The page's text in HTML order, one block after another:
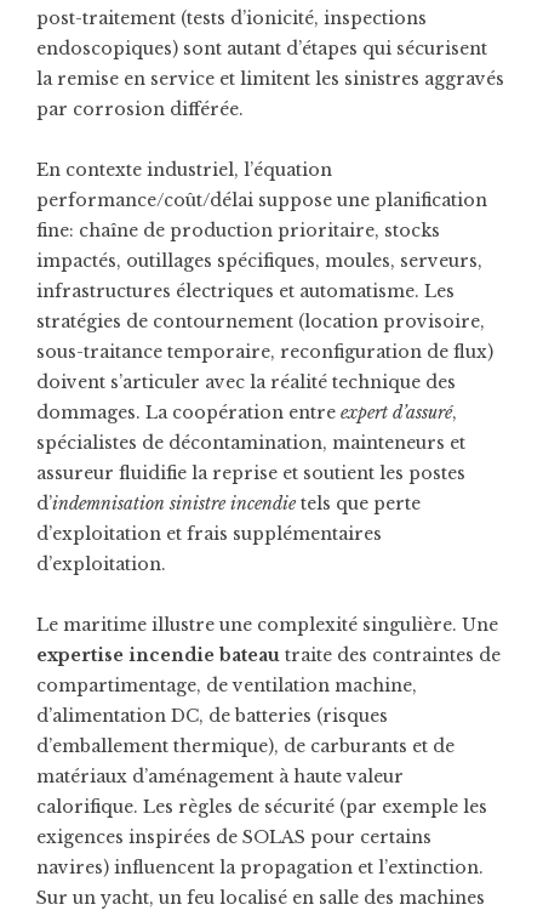
post-traitement (tests d’ionicité, inspections
endoscopiques) sont autant d’étapes qui sécurisent
la remise en service et limitent les sinistres aggravés
par corrosion différée.
En contexte industriel, l’équation
performance/coût/délai suppose une planification
fine: chaîne de production prioritaire, stocks
impactés, outillages spécifiques, moules, serveurs,
infrastructures électriques et automatisme. Les
stratégies de contournement (location provisoire,
sous-traitance temporaire, reconfiguration de flux)
doivent s’articuler avec la réalité technique des
dommages. La coopération entre expert d’assuré,
spécialistes de décontamination, mainteneurs et
assureur fluidifie la reprise et soutient les postes
d’indemnisation sinistre incendietels que perte
d’exploitation et frais supplémentaires
d’exploitation.
Le maritime illustre une complexité singulière. Une
expertise incendie bateau traite des contraintes de
compartimentage, de ventilation machine,
d’alimentation DC, de batteries (risques
d’emballement thermique), de carburants et de
matériaux d’aménagement à haute valeur
calorifique. Les règles de sécurité (par exemple les
exigences inspirées de SOLAS pour certains
navires) influencent la propagation et l’extinction.
Sur un yacht, un feu localisé en salle des machines